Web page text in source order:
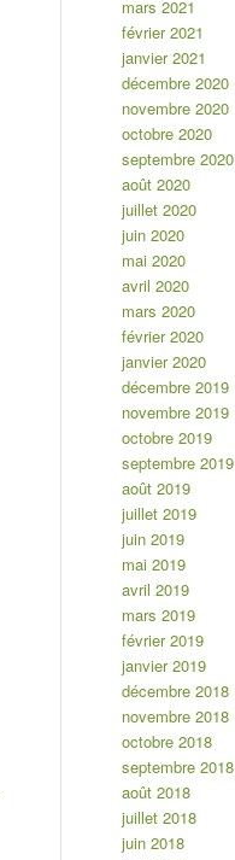
mars 2021
février 2021
janvier 2021
décembre 2020
novembre 2020
octobre 2020
septembre 2020
août 2020
juillet 2020
juin 2020
mai 2020
avril 2020
mars 2020
février 2020
janvier 2020
décembre 2019
novembre 2019
octobre 2019
septembre 2019
août 2019
juillet 2019
juin 2019
mai 2019
avril 2019
mars 2019
février 2019
janvier 2019
décembre 2018
novembre 2018
octobre 2018
septembre 2018
août 2018
juillet 2018
juin 2018